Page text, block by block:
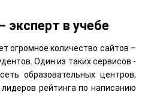
эксперт в учебе
огромное количество сайтов –
Один из таких сервисов -
образовательных центров,
рейтинга по написанию